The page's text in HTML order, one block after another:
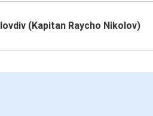
(Kapitan Raycho Nikolov)